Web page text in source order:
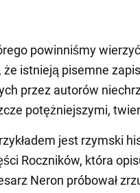
powinniśmy
istnieją pisemne
przez autorów
potężniejszymi,
jest rzymski
Roczników, która
Neron próbował